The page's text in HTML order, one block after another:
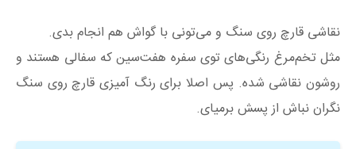
نقاشی قارچ روی سنگ و می‌تونی با گواش هم انجام بدی.
مثل تخم‌مرغ رنگی‌های توی سفره هفت‌سین که سفالی هستند و
روشون نقاشی شده. پس اصلا برای رنگ آمیزی قارچ روی سنگ
نگران نباش از پسش برمیای.